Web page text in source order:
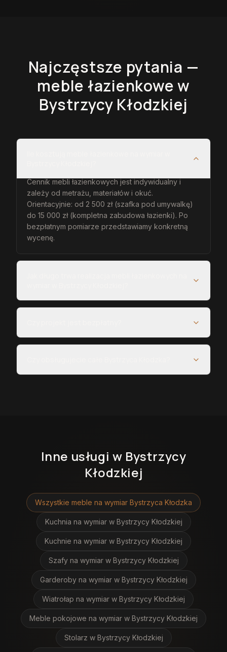
Najczęstsze pytania —
meble łazienkowew
Bystrzycy Kłodzkiej
Cennik mebli łazienkowych jest indywidualny i
zależy od metrażu, materiałów i okuć.
Orientacyjnie: od 2 500 zł (szafka pod umywalkę)
do 15 000 zł (kompletna zabudowa łazienki). Po
bezpłatnym pomiarze przedstawiamy konkretną
wycenę.
Inne usługi w Bystrzycy
Kłodzkiej
Wszystkie meble na wymiar Bystrzyca Kłodzka
Kuchnia na wymiar w Bystrzycy Kłodzkiej
Kuchnie na wymiar w Bystrzycy Kłodzkiej
Szafy na wymiar w Bystrzycy Kłodzkiej
Garderoby na wymiar w Bystrzycy Kłodzkiej
Wiatrołap na wymiar w Bystrzycy Kłodzkiej
Meble pokojowe na wymiar w Bystrzycy Kłodzkiej
Stolarz w Bystrzycy Kłodzkiej